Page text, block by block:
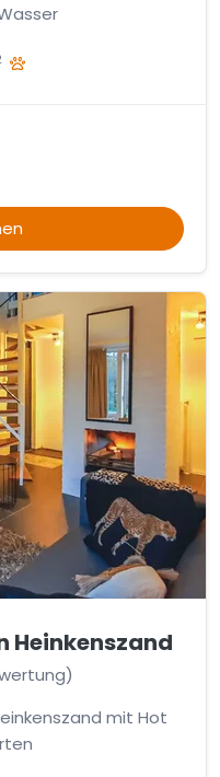
Heinkenszand
)
mit Hot